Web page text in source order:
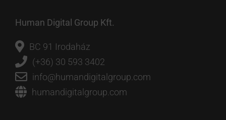
Human Digital Group Kft.
BC 91 Irodaház
(+36) 30 593 3402
info@humandigitalgroup.com
humandigitalgroup.com